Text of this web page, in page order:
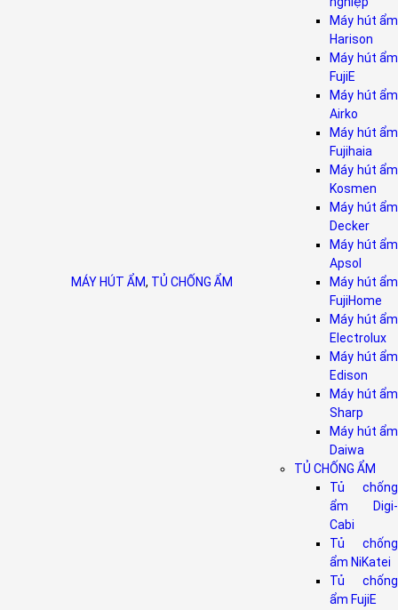
MÁY HÚT ẨM, TỦ CHỐNG ẨM
Máy hút ẩm
Harison
Máy hút ẩm
FujiE
Máy hút ẩm
Airko
Máy hút ẩm
Fujihaia
Máy hút ẩm
Kosmen
Máy hút ẩm
Decker
Máy hút ẩm
Apsol
Máy hút ẩm
FujiHome
Máy hút ẩm
Electrolux
Máy hút ẩm
Edison
Máy hút ẩm
Sharp
Máy hút ẩm
Daiwa
TỦ CHỐNG ẨM
Tủ chống
ẩm Digi-
Cabi
Tủ chống
ẩm NiKatei
Tủ chống
ẩm FujiE